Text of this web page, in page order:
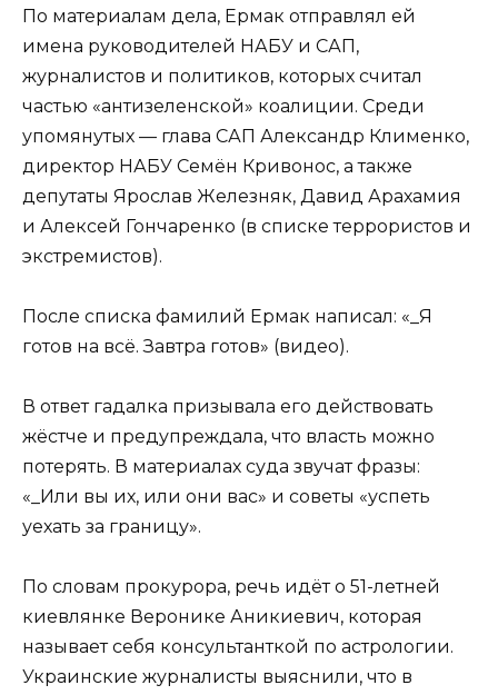
По материалам дела, Ермак отправлял ей
имена руководителей НАБУ и САП,
журналистов и политиков, которых считал
частью «антизеленской» коалиции. Среди
упомянутых — глава САП Александр Клименко,
директор НАБУ Семён Кривонос, а также
депутаты Ярослав Железняк, Давид Арахамия
и Алексей Гончаренко (в списке террористов и
экстремистов).
После списка фамилий Ермак написал: «_Я
готов на всё. Завтра готов» (видео).
В ответ гадалка призывала его действовать
жёстче и предупреждала, что власть можно
потерять. В материалах суда звучат фразы:
«_Или вы их, или они вас» и советы «успеть
уехать за границу».
По словам прокурора, речь идёт о 51-летней
киевлянке Веронике Аникиевич, которая
называет себя консультанткой по астрологии.
Украинские журналисты выяснили, что в